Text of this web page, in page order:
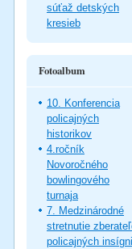
súťaž detských
kresieb
Fotoalbum
10. Konferencia
policajných
historikov
4.ročník
Novoročného
bowlingového
turnaja
7. Medzinárodné
stretnutie
policajných